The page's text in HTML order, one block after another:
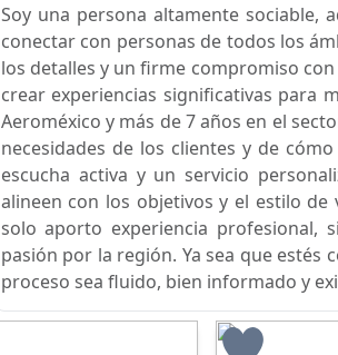
Soy una persona altamente sociable,
conectar con personas de todos los
los detalles y un firme compromiso
crear experiencias significativas para
Aeroméxico y más de 7 años en el
necesidades de los clientes y de
escucha activa y un servicio
alineen con los objetivos y el estilo de
solo aporto experiencia profesional,
pasión por la región. Ya sea que
proceso sea fluido, bien informado y